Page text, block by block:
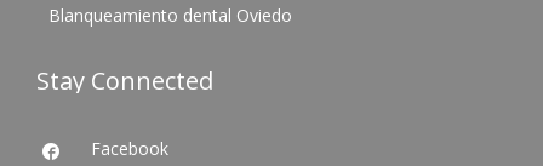
Blanqueamiento dental Oviedo
Stay Connected
 Facebook